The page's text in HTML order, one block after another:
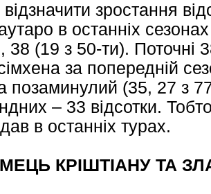
зростання
в останніх
38 (19 з 50-ти). Поточні
за попередній
позаминулий (35, 27 з
– 33 відсотки.
в останніх турах.
КРІШТІАНУ ТА